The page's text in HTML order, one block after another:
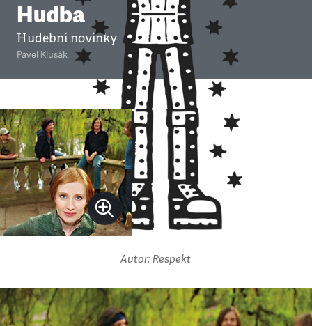
Hudba
Hudební novinky
Pavel Klusák
Autor: Respekt